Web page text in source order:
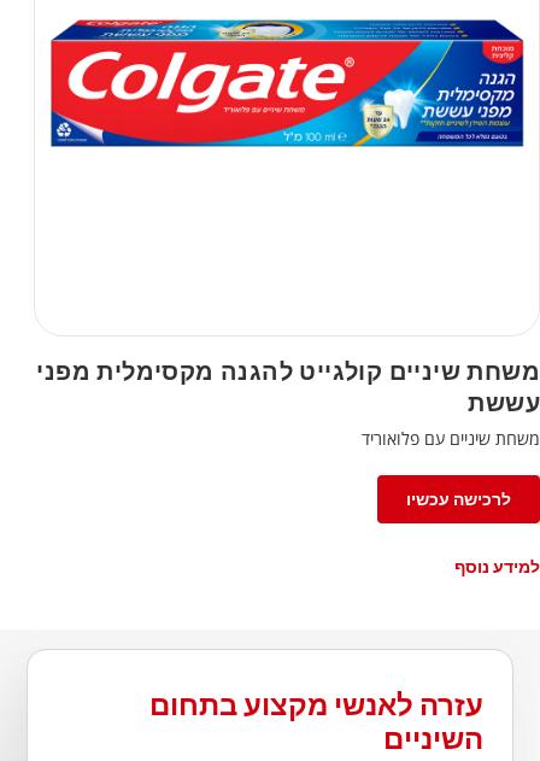
משחת שיניים קולגייט להגנה מקסימלית מפני
עששת
משחת שיניים עם פלואוריד
לרכישה עכשיו
למידע נוסף
עזרה לאנשי מקצוע בתחום
השיניים